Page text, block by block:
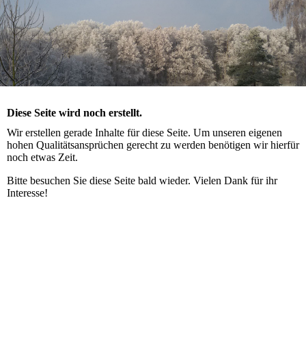
Diese Seite wird noch erstellt.
Wir erstellen gerade Inhalte für diese Seite. Um unseren eigenen
hohen Qualitätsansprüchen gerecht zu werden benötigen wir hierfür
noch etwas Zeit.
Bitte besuchen Sie diese Seite bald wieder. Vielen Dank für ihr
Interesse!